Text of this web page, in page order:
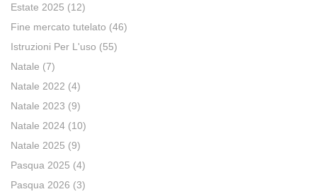
Estate 2025 (12)
Fine mercato tutelato (46)
Istruzioni Per L'uso (55)
Natale (7)
Natale 2022 (4)
Natale 2023 (9)
Natale 2024 (10)
Natale 2025 (9)
Pasqua 2025 (4)
Pasqua 2026 (3)